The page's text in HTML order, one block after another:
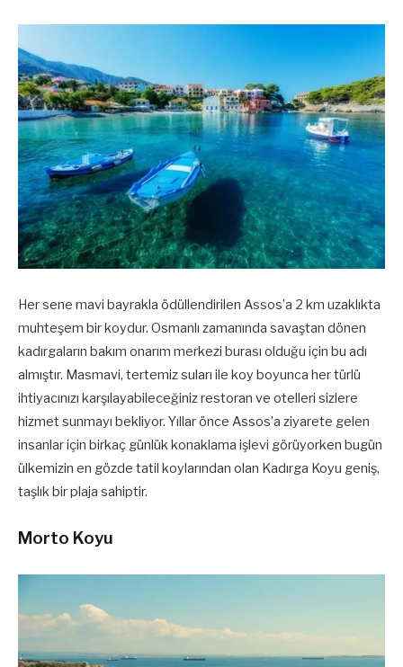
Her sene mavi bayrakla ödüllendirilen Assos’a 2 km uzaklıkta
muhteşem bir koydur. Osmanlı zamanında savaştan dönen
kadırgaların bakım onarım merkezi burası olduğu için bu adı
almıştır. Masmavi, tertemiz suları ile koy boyunca her türlü
ihtiyacınızı karşılayabileceğiniz restoran ve otelleri sizlere
hizmet sunmayı bekliyor. Yıllar önce Assos’a ziyarete gelen
insanlar için birkaç günlük konaklama işlevi görüyorken bugün
ülkemizin en gözde tatil koylarından olan Kadırga Koyu geniş,
taşlık bir plaja sahiptir.
Morto Koyu